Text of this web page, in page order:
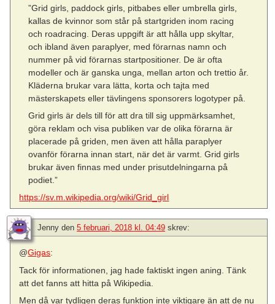
”Grid girls, paddock girls, pitbabes eller umbrella girls,
kallas de kvinnor som står på startgriden inom racing
och roadracing. Deras uppgift är att hålla upp skyltar,
och ibland även paraplyer, med förarnas namn och
nummer på vid förarnas startpositioner. De är ofta
modeller och är ganska unga, mellan arton och trettio år.
Kläderna brukar vara lätta, korta och tajta med
mästerskapets eller tävlingens sponsorers logotyper på.
Grid girls är dels till för att dra till sig uppmärksamhet,
göra reklam och visa publiken var de olika förarna är
placerade på griden, men även att hålla paraplyer
ovanför förarna innan start, när det är varmt. Grid girls
brukar även finnas med under prisutdelningarna på
podiet.”
https://sv.m.wikipedia.org/wiki/Grid_girl
Jenny den 5 februari, 2018 kl. 04:49 skrev:
@Gigas:
Tack för informationen, jag hade faktiskt ingen aning. Tänk
att det fanns att hitta på Wikipedia.
Men då var tydligen deras funktion inte viktigare än att de nu